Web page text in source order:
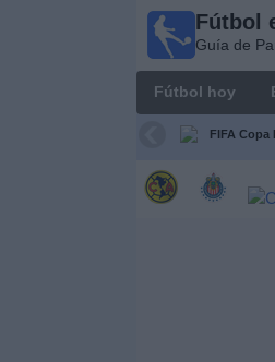
Fútbol
Guía de
Fútbol hoy
FIFA Copa